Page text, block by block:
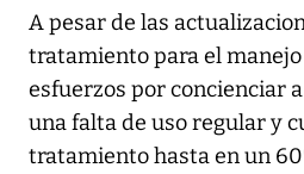
A pesar de las
tratamiento para el manejo
esfuerzos por concienciar
una falta de uso regular y
tratamiento hasta en un